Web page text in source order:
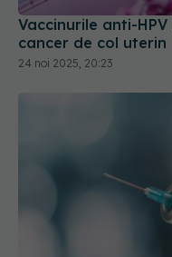
cancer de col uterin
24 noi 2025, 20:23